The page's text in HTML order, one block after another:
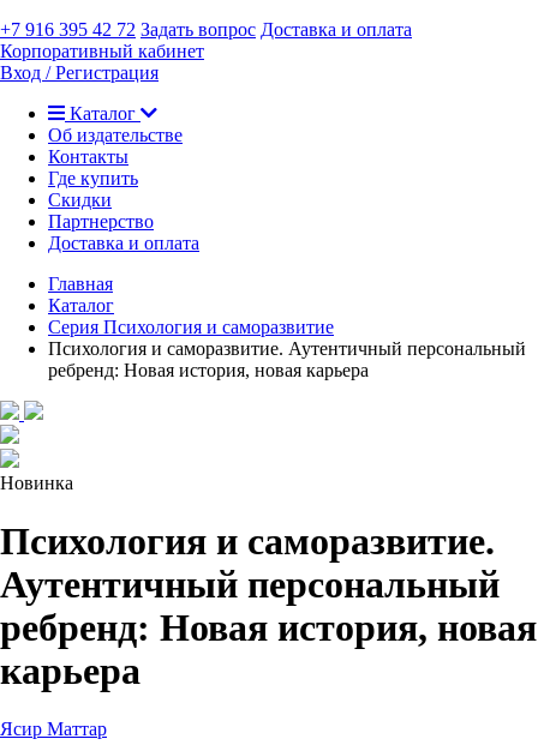
+7 916 395 42 72 Задать вопрос Доставка и оплата
Корпоративный кабинет
Вход / Регистрация
Каталог
Об издательстве
Контакты
Где купить
Скидки
Партнерство
Доставка и оплата
Главная
Каталог
Серия Психология и саморазвитие
Психология и саморазвитие. Аутентичный персональный
ребренд: Новая история, новая карьера
Новинка
Психология и саморазвитие.
Аутентичный персональный
ребренд: Новая история, новая
карьера
Ясир Маттар